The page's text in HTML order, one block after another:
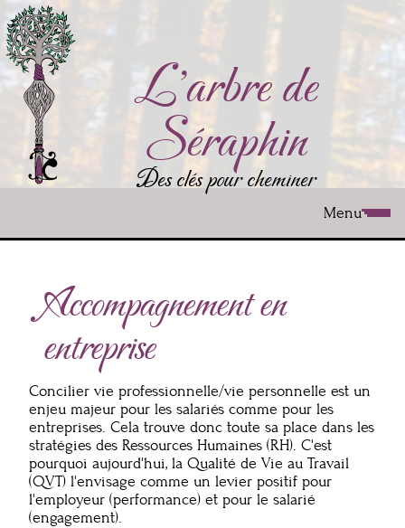
Aller
au
contenu
principal
L'arbre de
Séraphin
Des clés pour cheminer
Menu
Accompagnement en
entreprise
Concilier vie professionnelle/vie personnelle est un
enjeu majeur pour les salariés comme pour les
entreprises. Cela trouve donc toute sa place dans les
stratégies des Ressources Humaines (RH). C'est
pourquoi aujourd'hui, la Qualité de Vie au Travail
(QVT) l'envisage comme un levier positif pour
l'employeur (performance) et pour le salarié
(engagement).